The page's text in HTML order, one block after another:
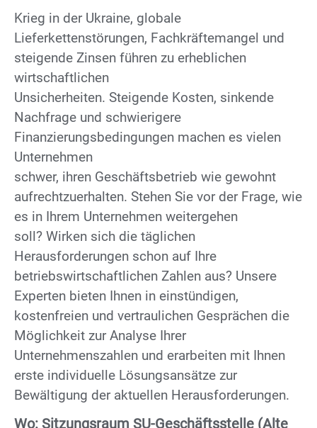
Krieg in der Ukraine, globale
Lieferkettenstörungen, Fachkräftemangel und
steigende Zinsen führen zu erheblichen
wirtschaftlichen
Unsicherheiten. Steigende Kosten, sinkende
Nachfrage und schwierigere
Finanzierungsbedingungen machen es vielen
Unternehmen
schwer, ihren Geschäftsbetrieb wie gewohnt
aufrechtzuerhalten. Stehen Sie vor der Frage, wie
es in Ihrem Unternehmen weitergehen
soll? Wirken sich die täglichen
Herausforderungen schon auf Ihre
betriebswirtschaftlichen Zahlen aus? Unsere
Experten bieten Ihnen in einstündigen,
kostenfreien und vertraulichen Gesprächen die
Möglichkeit zur Analyse Ihrer
Unternehmenszahlen und erarbeiten mit Ihnen
erste individuelle Lösungsansätze zur
Bewältigung der aktuellen Herausforderungen.
Wo: Sitzungsraum SU-Geschäftsstelle (Alte